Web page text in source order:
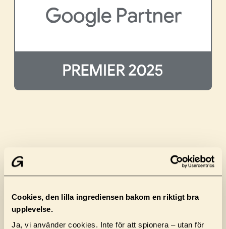
Cookies, den lilla ingrediensen bakom en riktigt bra
upplevelse.
Ja, vi använder cookies. Inte för att spionera – utan för
Fördelar för dig som kund
Att vi är Premier Partner ger oss ett försprång –
tidig insyn i nya funktioner, exklusiv support